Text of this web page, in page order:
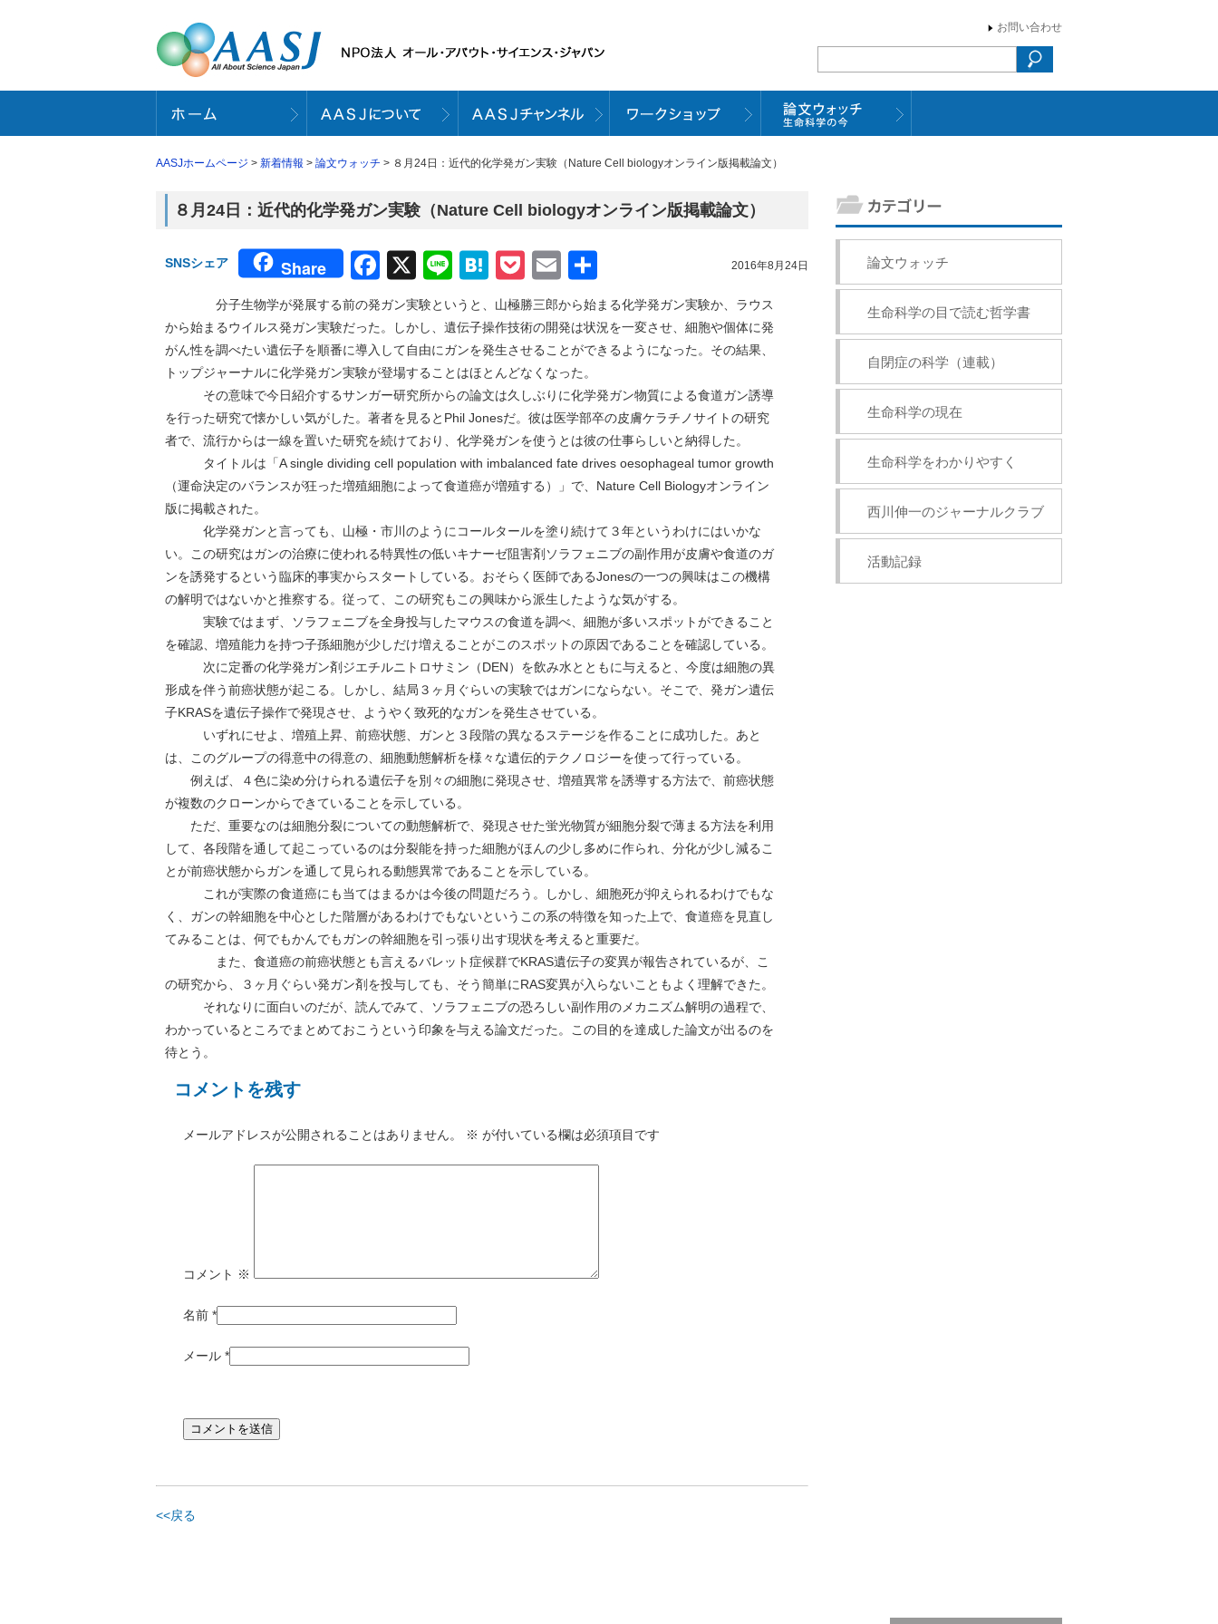
お問い合わせ
AASJホームページ > 新着情報 > 論文ウォッチ > ８月24日：近代的化学発ガン実験（Nature Cell biologyオンライン版掲載論文）
８月24日：近代的化学発ガン実験（Nature Cell biologyオンライン版掲載論文）
2016年8月24日
SNSシェア Share Facebook
X LineHatena
Pocket
Email
有
分子生物学が発展する前の発ガン実験というと、山極勝三郎から始まる化学発ガン実験か、ラウス
から始まるウイルス発ガン実験だった。しかし、遺伝子操作技術の開発は状況を一変させ、細胞や個体に発
がん性を調べたい遺伝子を順番に導入して自由にガンを発生させることができるようになった。その結果、
トップジャーナルに化学発ガン実験が登場することはほとんどなくなった。
その意味で今日紹介するサンガー研究所からの論文は久しぶりに化学発ガン物質による食道ガン誘導
を行った研究で懐かしい気がした。著者を見るとPhil Jonesだ。彼は医学部卒の皮膚ケラチノサイトの研究
者で、流行からは一線を置いた研究を続けており、化学発ガンを使うとは彼の仕事らしいと納得した。
タイトルは「A single dividing cell population with imbalanced fate drives oesophageal tumor growth
（運命決定のバランスが狂った増殖細胞によって食道癌が増殖する）」で、Nature Cell Biologyオンライン
版に掲載された。
化学発ガンと言っても、山極・市川のようにコールタールを塗り続けて３年というわけにはいかな
い。この研究はガンの治療に使われる特異性の低いキナーゼ阻害剤ソラフェニブの副作用が皮膚や食道のガ
ンを誘発するという臨床的事実からスタートしている。おそらく医師であるJonesの一つの興味はこの機構
の解明ではないかと推察する。従って、この研究もこの興味から派生したような気がする。
実験ではまず、ソラフェニブを全身投与したマウスの食道を調べ、細胞が多いスポットができること
を確認、増殖能力を持つ子孫細胞が少しだけ増えることがこのスポットの原因であることを確認している。
次に定番の化学発ガン剤ジエチルニトロサミン（DEN）を飲み水とともに与えると、今度は細胞の異
形成を伴う前癌状態が起こる。しかし、結局３ヶ月ぐらいの実験ではガンにならない。そこで、発ガン遺伝
子KRASを遺伝子操作で発現させ、ようやく致死的なガンを発生させている。
いずれにせよ、増殖上昇、前癌状態、ガンと３段階の異なるステージを作ることに成功した。あと
は、このグループの得意中の得意の、細胞動態解析を様々な遺伝的テクノロジーを使って行っている。
例えば、４色に染め分けられる遺伝子を別々の細胞に発現させ、増殖異常を誘導する方法で、前癌状態
が複数のクローンからできていることを示している。
ただ、重要なのは細胞分裂についての動態解析で、発現させた蛍光物質が細胞分裂で薄まる方法を利用
して、各段階を通して起こっているのは分裂能を持った細胞がほんの少し多めに作られ、分化が少し減るこ
とが前癌状態からガンを通して見られる動態異常であることを示している。
これが実際の食道癌にも当てはまるかは今後の問題だろう。しかし、細胞死が抑えられるわけでもな
く、ガンの幹細胞を中心とした階層があるわけでもないというこの系の特徴を知った上で、食道癌を見直し
てみることは、何でもかんでもガンの幹細胞を引っ張り出す現状を考えると重要だ。
また、食道癌の前癌状態とも言えるバレット症候群でKRAS遺伝子の変異が報告されているが、こ
の研究から、３ヶ月ぐらい発ガン剤を投与しても、そう簡単にRAS変異が入らないこともよく理解できた。
それなりに面白いのだが、読んでみて、ソラフェニブの恐ろしい副作用のメカニズム解明の過程で、
わかっているところでまとめておこうという印象を与える論文だった。この目的を達成した論文が出るのを
待とう。
コメントを残す
メールアドレスが公開されることはありません。 ※ が付いている欄は必須項目です
コメント ※
名前 *
メール *
<<戻る
論文ウォッチ
生命科学の目で読む哲学書
自閉症の科学（連載）
生命科学の現在
生命科学をわかりやすく
西川伸一のジャーナルクラブ
活動記録